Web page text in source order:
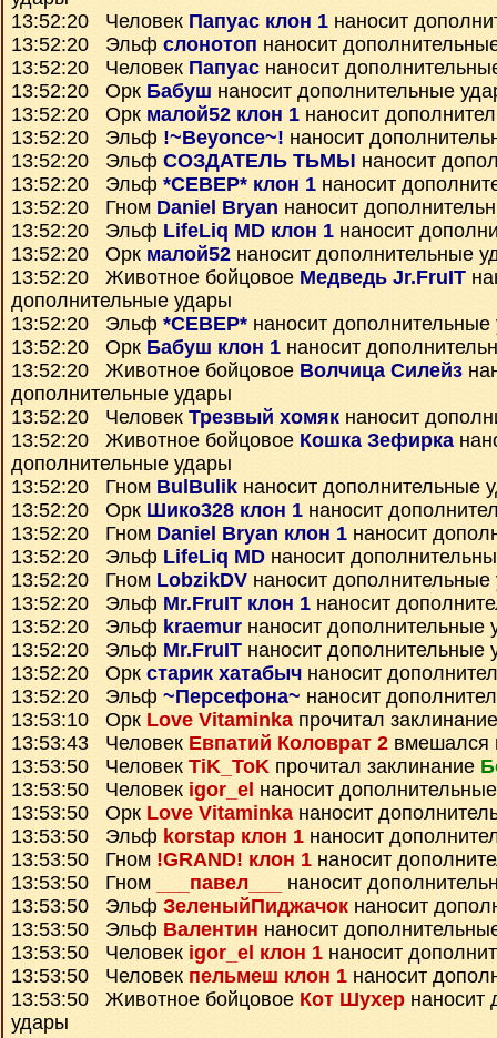
13:52:20 Человек Папуас клон 1 наносит
13:52:20 Эльф слонотоп наносит
13:52:20 Человек Папуас наносит
13:52:20 Орк Бабуш наносит дополнительные
13:52:20 Орк малой52 клон 1 наносит
13:52:20 Эльф !~Beyonce~! наносит
13:52:20 Эльф СОЗДАТЕЛЬ ТЬМЫ наносит
13:52:20 Эльф *СЕВЕР* клон 1 наносит
13:52:20 Гном Daniel Bryan наносит
13:52:20 Эльф LifeLiq MD клон 1 наносит
13:52:20 Орк малой52 наносит дополнительные
13:52:20 Животное бойцовое Медведь Jr.FruIT
дополнительные удары
13:52:20 Эльф *СЕВЕР* наносит
13:52:20 Орк Бабуш клон 1 наносит
13:52:20 Животное бойцовое Волчица Силейз
дополнительные удары
13:52:20 Человек Трезвый хомяк наносит
13:52:20 Животное бойцовое Кошка Зефирка
дополнительные удары
13:52:20 Гном BulBulik наносит дополнительные
13:52:20 Орк Шико328 клон 1 наносит
13:52:20 Гном Daniel Bryan клон 1 наносит
13:52:20 Эльф LifeLiq MD наносит
13:52:20 Гном LobzikDV наносит
13:52:20 Эльф Mr.FruIT клон 1 наносит
13:52:20 Эльф kraemur наносит дополнительные
13:52:20 Эльф Mr.FruIT наносит дополнительные
13:52:20 Орк старик хатабыч наносит
13:52:20 Эльф ~Персефона~ наносит
13:53:10 Орк Love Vitaminkaпрочитал
13:53:43 Человек Евпатий Коловрат 2 вмешался
13:53:50 Человек TiK_ToK прочитал заклинание
13:53:50 Человек igor_el наносит
13:53:50 Орк Love Vitaminkaнаносит
13:53:50 Эльф korstap клон 1 наносит
13:53:50 Гном !GRAND! клон 1 наносит
13:53:50 Гном
___павел___
наносит
13:53:50 Эльф ЗеленыйПиджачок наносит
13:53:50 Эльф Валентин наносит
13:53:50 Человек igor_el клон 1 наносит
13:53:50 Человек пельмеш клон 1 наносит
13:53:50 Животное бойцовое Кот Шухер наносит
удары